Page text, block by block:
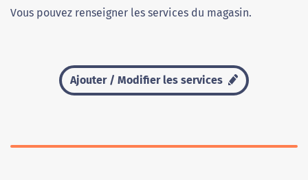
Vous pouvez renseigner les services du magasin.
Ajouter / Modifier les services